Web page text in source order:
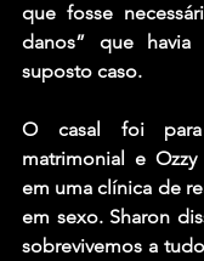
que fosse
danos” que
suposto caso.
O casal foi para
matrimonial e
em uma clínica de
em sexo. Sharon
sobrevivemos a